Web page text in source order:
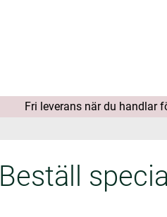
Fri leverans när du handlar
Beställ